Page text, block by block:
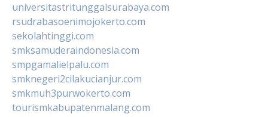
universitastritunggalsurabaya.com
rsudrabasoenimojokerto.com
sekolahtinggi.com
smksamuderaindonesia.com
smpgamalielpalu.com
smknegeri2cilakucianjur.com
smkmuh3purwokerto.com
tourismkabupatenmalang.com